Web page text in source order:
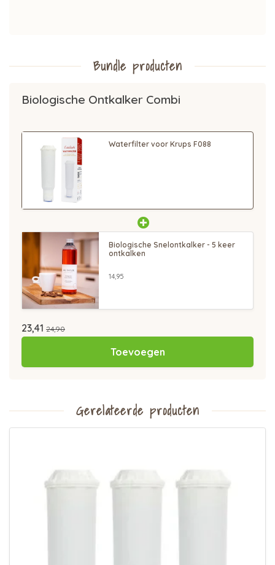
Bundle producten
Biologische Ontkalker Combi
Waterfilter voor Krups F088
Biologische Snelontkalker - 5 keer
ontkalken
14,95
23,41 24,90
Toevoegen
Gerelateerde producten